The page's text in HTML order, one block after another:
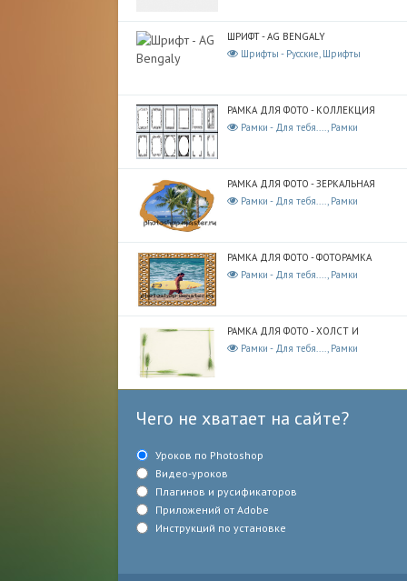
ШРИФТ - AG BENGALY
Шрифты - Русские, Шрифты
РАМКА ДЛЯ ФОТО - КОЛЛЕКЦИЯ
Рамки - Для тебя...., Рамки
РАМКА ДЛЯ ФОТО - ЗЕРКАЛЬНАЯ
Рамки - Для тебя...., Рамки
РАМКА ДЛЯ ФОТО - ФОТОРАМКА
Рамки - Для тебя...., Рамки
РАМКА ДЛЯ ФОТО - ХОЛСТ И
Рамки - Для тебя...., Рамки
Чего не хватает на сайте?
Уроков по Photoshop
Видео-уроков
Плагинов и русификаторов
Приложений от Adobe
Инструкций по установке